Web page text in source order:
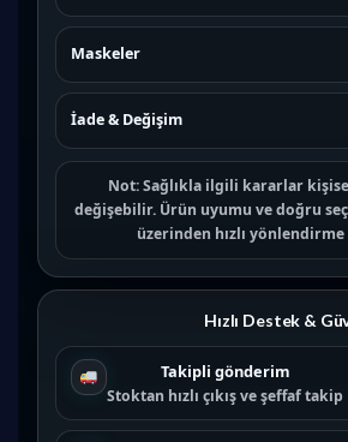
Maskeler
İade & Değişim
Not:Sağlıkla ilgili kararlar
değişebilir. Ürün uyumu ve doğru
üzerinden hızlı
Hızlı Destek &
Takipli gönderim
Stoktan hızlı çıkış ve şeffaf takip